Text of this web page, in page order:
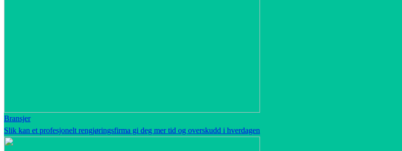
Bransjer
Slik kan et profesjonelt rengjøringsfirma gi deg mer tid og overskudd i hverdagen